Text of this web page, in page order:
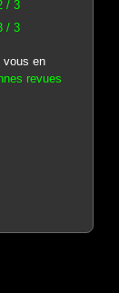
/ 3
/ 3
vous en
revues